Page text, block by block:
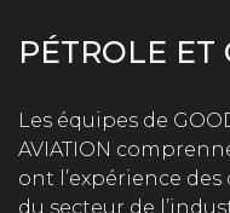
PÉTROLE ET
Les équipes de
AVIATION
ont l’expérience
du secteur de